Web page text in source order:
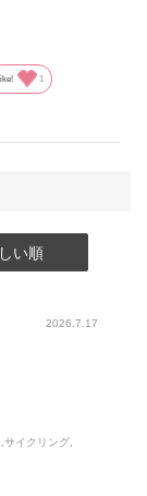
い順
2026.7.17
イクリング,
のアプロー
で、室内で
1